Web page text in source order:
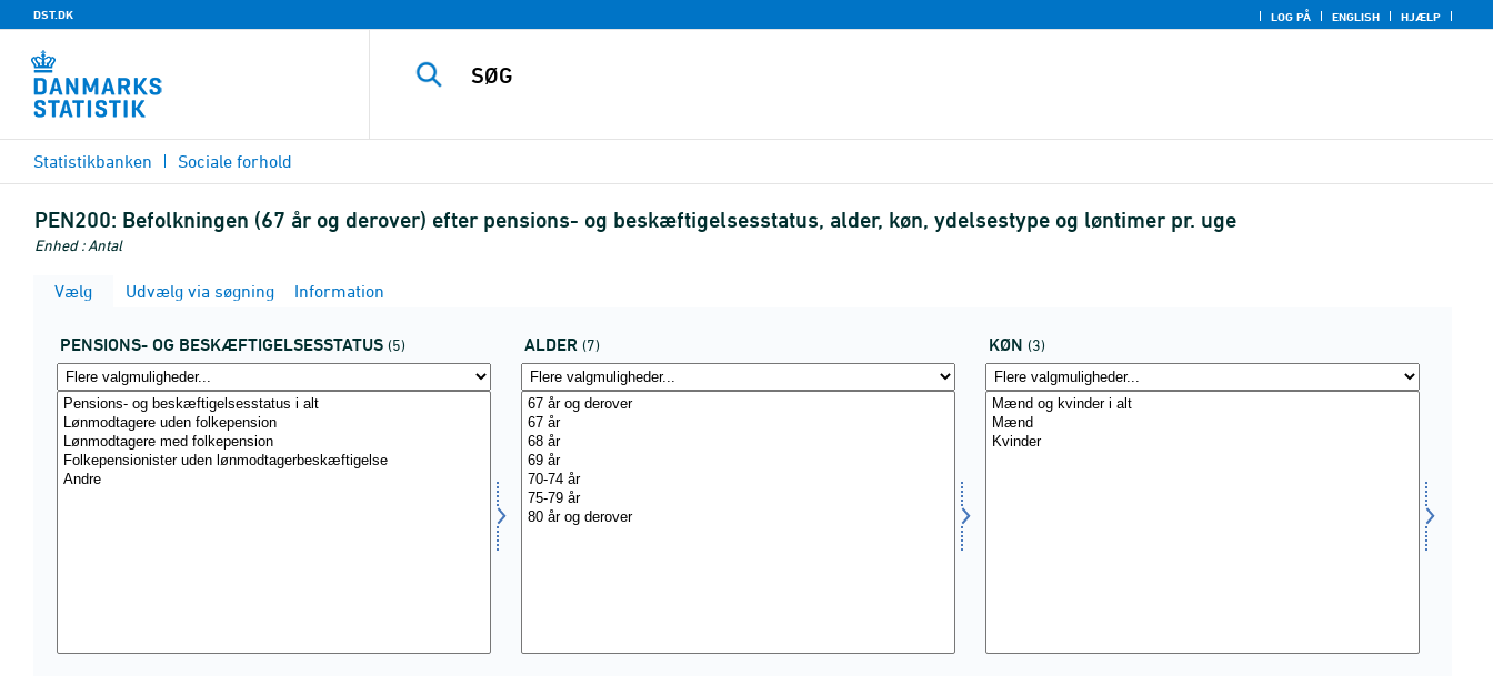
DST.DK LOG PÅ ENGLISH HJÆLP
Statistikbanken Sociale forhold
PEN200: Befolkningen (67 år og derover) efter pensions- og beskæftigelsesstatus, alder, køn, ydelsestype og løntimer pr. uge
Enhed : Antal
Vælg Udvælg via søgning Information
PENSIONS- OG BESKÆFTIGELSESSTATUS (5) ALDER (7) KØN (3)